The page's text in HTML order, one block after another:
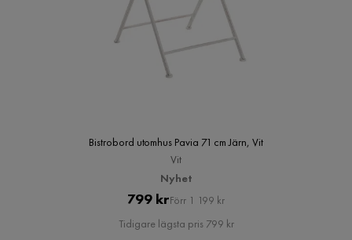
Bistrobord utomhus Pavia 71 cm Järn, Vit
Vit
Nyhet
Pris
799 kr Original
Pris
Förr 1 199 kr
Tidigare lägsta pris 799 kr